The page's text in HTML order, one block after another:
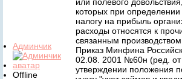
Админчик
Offline
которых при
налогу на прибыль
расходы относятся к
связанным
Приказ Минфина
02.08. 2001 №60н (ред.
утверждении положения